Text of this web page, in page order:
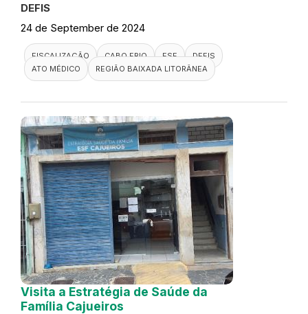
DEFIS
24 de September de 2024
FISCALIZAÇÃO CABO FRIO ESF
DEFIS
ATO MÉDICO
REGIÃO BAIXADA LITORÂNEA
Visita a Estratégia de Saúde da
Família Cajueiros